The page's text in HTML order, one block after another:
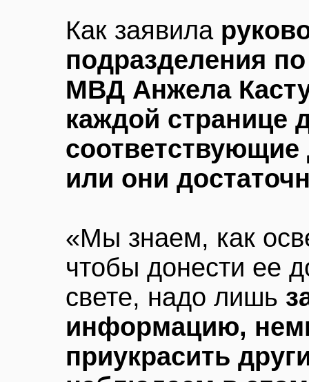
Как заявила
подразделения
МВД Анжела
каждой странице
соответствующие
или они
«Мы знаем, как
чтобы донести ее
свете, надо лишь
информацию,
приукрасить